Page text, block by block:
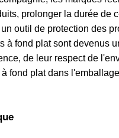
prolonger la durée de
outil de protection des
à fond plat sont devenus
de leur respect de
fond plat dans